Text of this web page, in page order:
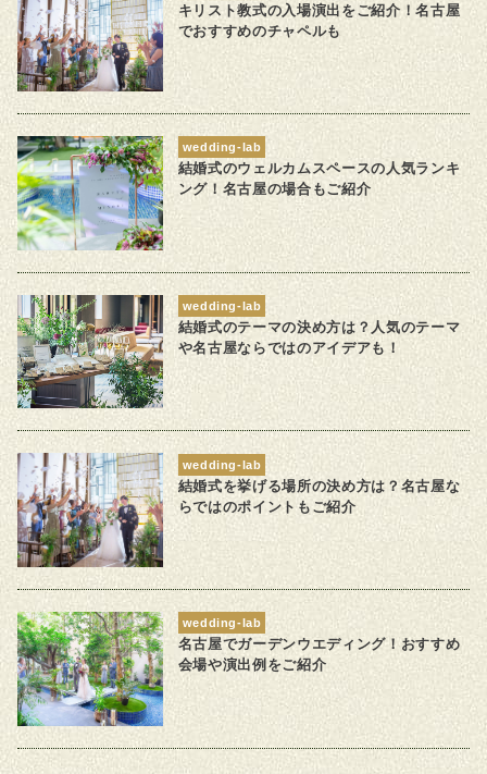
キリスト教式の入場演出をご紹介！名古屋
でおすすめのチャペルも
wedding-lab
結婚式のウェルカムスペースの人気ランキ
ング！名古屋の場合もご紹介
wedding-lab
結婚式のテーマの決め方は？人気のテーマ
や名古屋ならではのアイデアも！
wedding-lab
結婚式を挙げる場所の決め方は？名古屋な
らではのポイントもご紹介
wedding-lab
名古屋でガーデンウエディング！おすすめ
会場や演出例をご紹介